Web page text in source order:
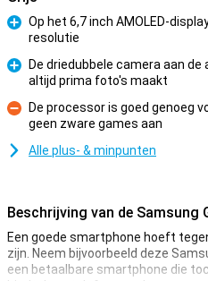
Pluspunt
Op het 6,7 inch AMOLED-
resolutie
Pluspunt
De driedubbele camera aan
altijd prima foto's maakt
Minpunt
De processor is goed genoeg
geen zware games aan
Alle plus- & minpunten
Beschrijving van de Samsung
Een goede smartphone hoeft
zijn. Neem bijvoorbeeld deze
een betaalbare smartphone die